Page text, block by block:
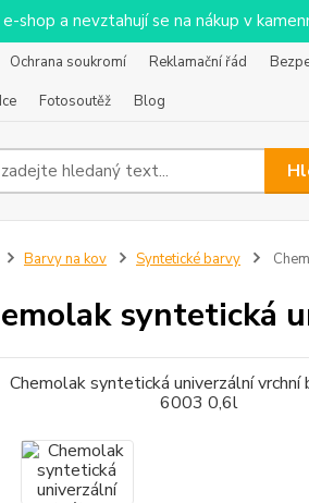
shop a nevztahují se na nákup v
Ochrana soukromí Reklamační řád
Fotosoutěž Blog
Barvy na kov Syntetické barvy
syntetická